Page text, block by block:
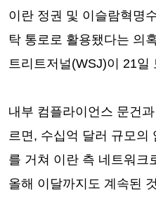
이란 정권 및 이슬람혁명
탁 통로로 활용됐다는 의
트리트저널(WSJ)이 21일
내부 컴플라이언스 문건
르면, 수십억 달러 규모의
를 거쳐 이란 측 네트워크
올해 이달까지도 계속된